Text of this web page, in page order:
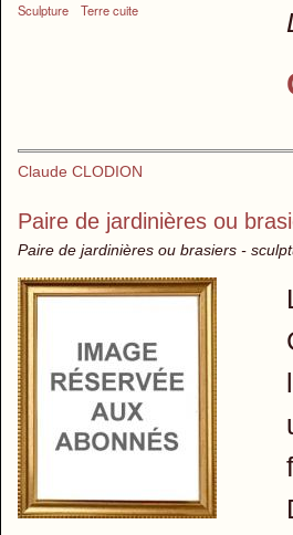
Sculpture Terre cuite
Claude CLODION
Paire de jardinières ou
Paire de jardinières ou brasiers -